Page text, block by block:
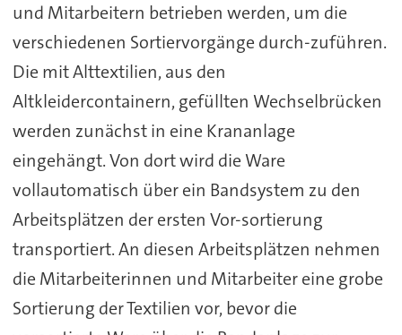
und Mitarbeitern betrieben werden, um die
verschiedenen Sortiervorgänge durch-zuführen.
Die mit Alttextilien, aus den
Altkleidercontainern, gefüllten Wechselbrücken
werden zunächst in eine Krananlage
eingehängt. Von dort wird die Ware
vollautomatisch über ein Bandsystem zu den
Arbeitsplätzen der ersten Vor-sortierung
transportiert. An diesen Arbeitsplätzen nehmen
die Mitarbeiterinnen und Mitarbeiter eine grobe
Sortierung der Textilien vor, bevor die